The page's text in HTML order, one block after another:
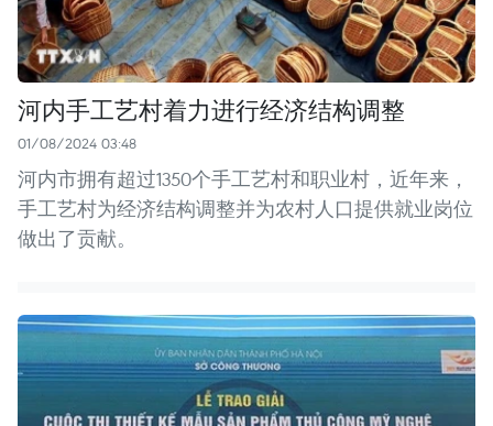
河内手工艺村着力进行经济结构调整
01/08/2024 03:48
河内市拥有超过1350个手工艺村和职业村，近年来，
手工艺村为经济结构调整并为农村人口提供就业岗位
做出了贡献。